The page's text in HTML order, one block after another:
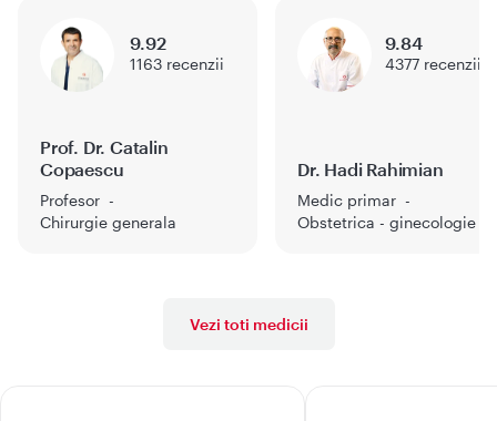
Prof. Dr. Catalin
Copaescu
Profesor
Chirurgie generala
9.92
1163 recenzii
Dr. Hadi Rahimian
Medic primar
Obstetrica - ginecologie
9.84
4377 recenzii
Vezi toti medicii